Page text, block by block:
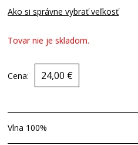
Ako si správne vybrať veľkosť
Tovar nie je skladom.
Cena: 24,00 €
Vlna 100%